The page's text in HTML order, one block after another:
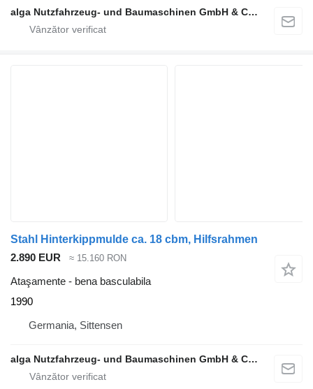
alga Nutzfahrzeug- und Baumaschinen GmbH & Co. KG
Stahl Hinterkippmulde ca. 18 cbm, Hilfsrahmen
2.890 EUR
≈ 15.160 RON
Ataşamente - bena basculabila
1990
Germania, Sittensen
alga Nutzfahrzeug- und Baumaschinen GmbH & Co. KG